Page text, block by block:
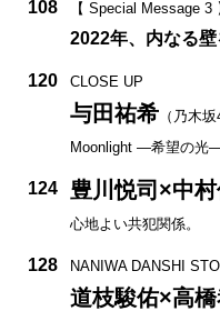
108 【 Special Message 3
2022年、内なる
120 CLOSE UP
与田祐希 （乃木坂
Moonlight —希望の光
124 豊川悦司×中
心地よい共犯関係。
128 NANIWA DANSHI
道枝駿佑×高